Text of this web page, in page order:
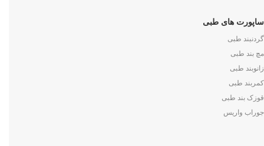
ساپورت های طبی
گردنبند طبی
مچ بند طبی
زانوبند طبی
کمربند طبی
قوزک بند طبی
جوراب واریس